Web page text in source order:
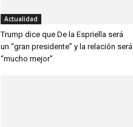
Actualidad
Trump dice que De la Espriella será
un “gran presidente” y la relación será
“mucho mejor”